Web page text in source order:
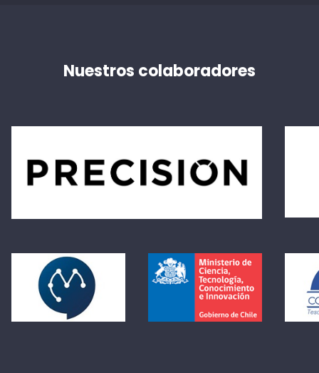
Nuestros colaboradores